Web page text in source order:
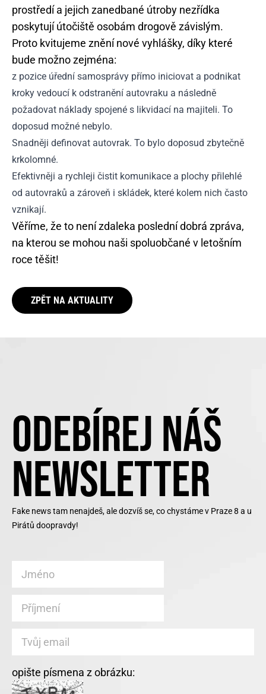
prostředí a jejich zanedbané útroby nezřídka
poskytují útočiště osobám drogově závislým.
Proto kvitujeme znění nové vyhlášky, díky které
bude možno zejména:
z pozice úřední samosprávy přímo iniciovat a podnikat
kroky vedoucí k odstranění autovraku a následně
požadovat náklady spojené s likvidací na majiteli. To
doposud možné nebylo.
Snadněji definovat autovrak. To bylo doposud zbytečně
krkolomné.
Efektivněji a rychleji čistit komunikace a plochy přilehlé
od autovraků a zároveň i skládek, které kolem nich často
vznikají.
Věříme, že to není zdaleka poslední dobrá zpráva,
na kterou se mohou naši spoluobčané v letošním
roce těšit!
ZPĚT NA AKTUALITY
ODEBÍREJ NÁŠ
NEWSLETTER
Fake news tam nenajdeš, ale dozvíš se, co chystáme v Praze 8 a u
Pirátů doopravdy!
opište písmena z obrázku: